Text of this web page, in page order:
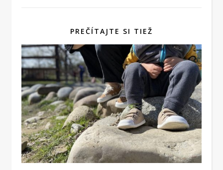
PREČÍTAJTE SI TIEŽ